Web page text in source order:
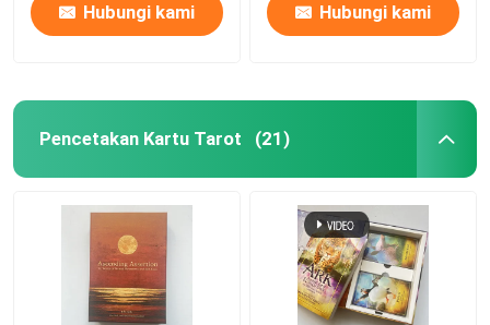
Hubungi kami Hubungi kami
Pencetakan Kartu Tarot (21)